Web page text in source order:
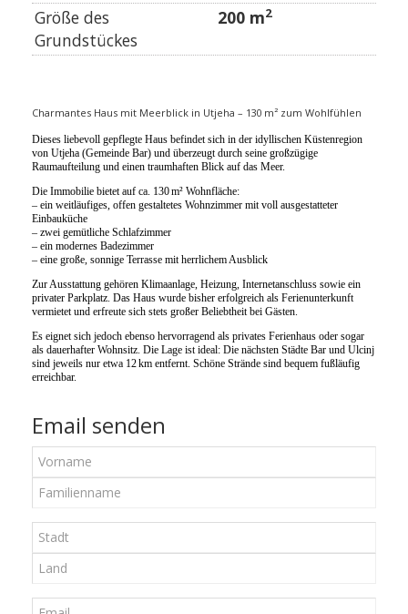
Größe des
Grundstückes
200 m2
Charmantes Haus mit Meerblick in Utjeha – 130 m² zum Wohlfühlen
Dieses liebevoll gepflegte Haus befindet sich in der idyllischen Küstenregion
von Utjeha (Gemeinde Bar) und überzeugt durch seine großzügige
Raumaufteilung und einen traumhaften Blick auf das Meer.
Die Immobilie bietet auf ca. 130m² Wohnfläche:
– ein weitläufiges, offen gestaltetes Wohnzimmer mit voll ausgestatteter
Einbauküche
– zwei gemütliche Schlafzimmer
– ein modernes Badezimmer
– eine große, sonnige Terrasse mit herrlichem Ausblick
Zur Ausstattung gehören Klimaanlage, Heizung, Internetanschluss sowie ein
privater Parkplatz. Das Haus wurde bisher erfolgreich als Ferienunterkunft
vermietet und erfreute sich stets großer Beliebtheit bei Gästen.
Es eignet sich jedoch ebenso hervorragend als privates Ferienhaus oder sogar
als dauerhafter Wohnsitz. Die Lage ist ideal: Die nächsten Städte Bar und Ulcinj
sind jeweils nur etwa 12km entfernt. Schöne Strände sind bequem fußläufig
erreichbar.
Email senden